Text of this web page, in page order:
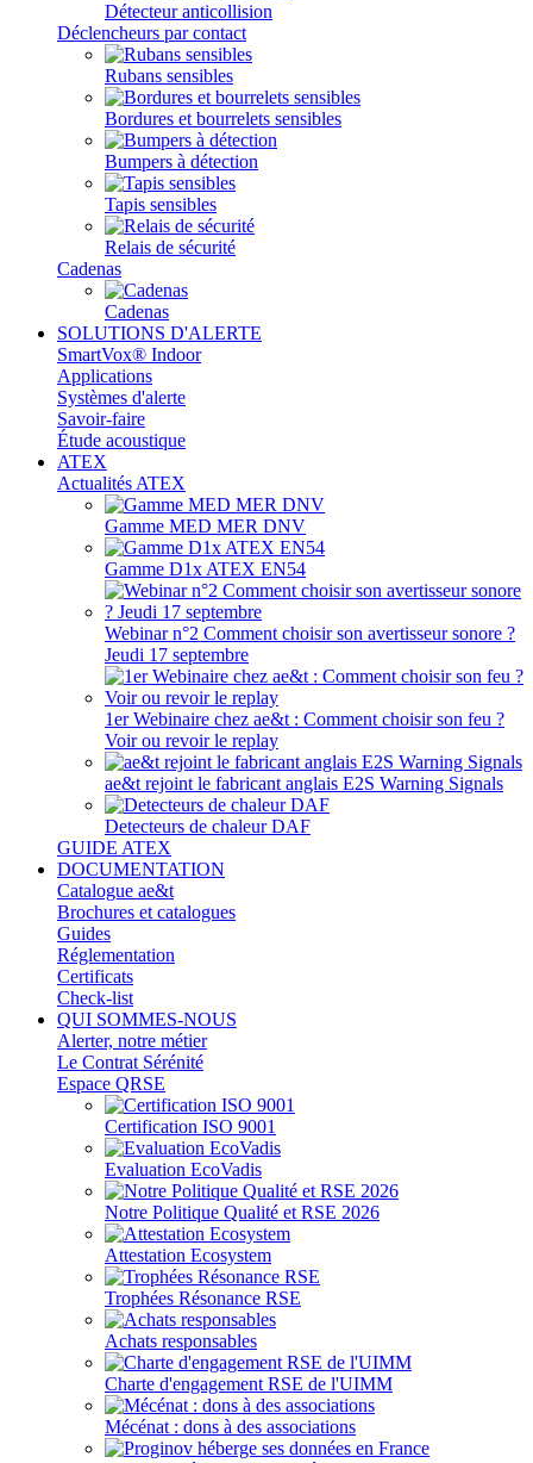
Détecteur anticollision
Déclencheurs par contact
Rubans sensibles
Bordures et bourrelets sensibles
Bumpers à détection
Tapis sensibles
Relais de sécurité
Cadenas
Cadenas
SOLUTIONS D'ALERTE
SmartVox® Indoor
Applications
Systèmes d'alerte
Savoir-faire
Étude acoustique
ATEX
Actualités ATEX
Gamme MED MER DNV
Gamme D1x ATEX EN54
Webinar n°2 Comment choisir son avertisseur sonore ?
Jeudi 17 septembre
1er Webinaire chez ae&t : Comment choisir son feu ?
Voir ou revoir le replay
ae&t rejoint le fabricant anglais E2S Warning Signals
Detecteurs de chaleur DAF
GUIDE ATEX
DOCUMENTATION
Catalogue ae&t
Brochures et catalogues
Guides
Réglementation
Certificats
Check-list
QUI SOMMES-NOUS
Alerter, notre métier
Le Contrat Sérénité
Espace QRSE
Certification ISO 9001
Evaluation EcoVadis
Notre Politique Qualité et RSE 2026
Attestation Ecosystem
Trophées Résonance RSE
Achats responsables
Charte d'engagement RSE de l'UIMM
Mécénat : dons à des associations